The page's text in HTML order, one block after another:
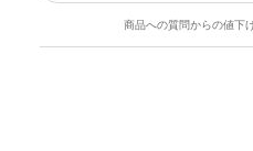
いて
商品への質問からの値下